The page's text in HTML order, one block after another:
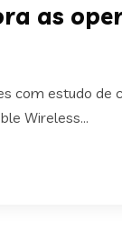
as
com estudo de
Wireless...